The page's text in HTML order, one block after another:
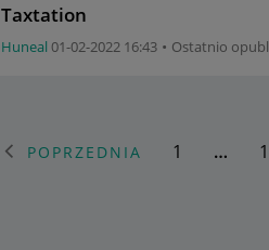
Taxtation
Huneal ‎01-02-2022 16:43 Ostatnio
POPRZEDNIA 1 …